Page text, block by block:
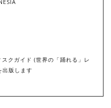
クガイド (世界の「踊れる」レ
出版します